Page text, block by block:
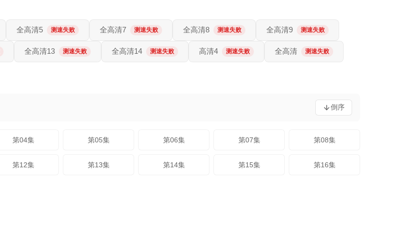
全高清5 测速失败 全高清7 测速失败 全高清8 测速失败 全高清9 测速失败
全高清13 测速失败 全高清14 测速失败 高清4 测速失败 全高清 测速失败
倒序
第04集 第05集 第06集 第07集 第08集
第12集 第13集 第14集 第15集 第16集